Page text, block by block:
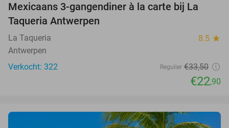
32%
Mexicaans 3-gangendiner à la carte bij La
Taqueria Antwerpen
La Taqueria 8.5 star
Antwerpen
Verkocht: 322
Regulier €33,50
€22,90